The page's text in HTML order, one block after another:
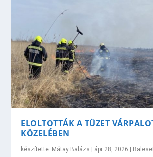
ELOLTOTTÁK A TÜZET
KÖZELÉBEN
készítette: Mátay Balázs | ápr 28, 2026 |